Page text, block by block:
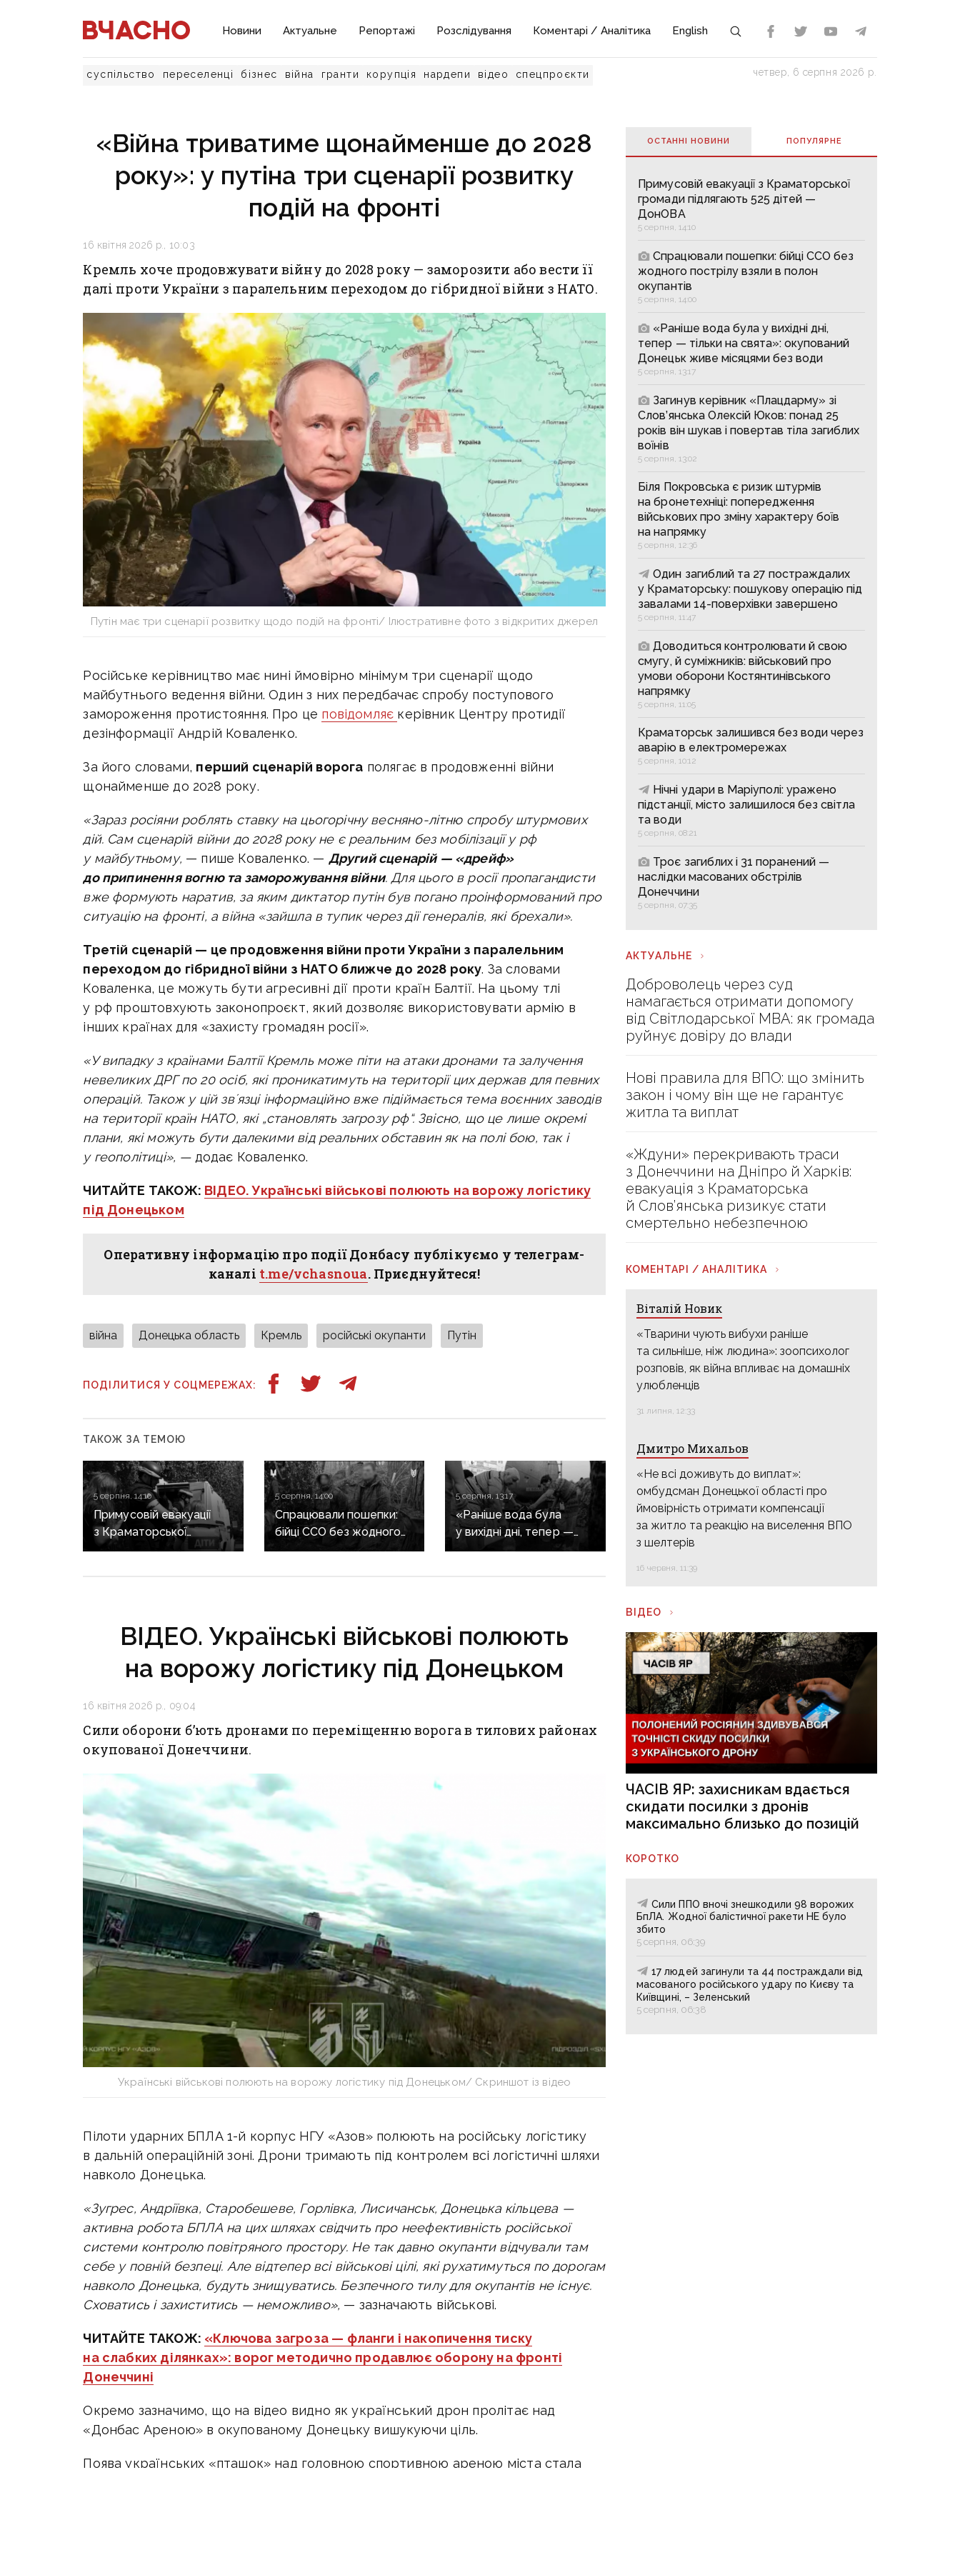
Новини Актуальне Репортажі Розслідування Коментарі / Аналітика English
суспільство переселенці бізнес війна гранти корупція нардепи відео спецпроєкти четвер, 6 серпня 2026 р.
«Війна триватиме щонайменше до 2028
року»: у путіна три сценарії розвитку
подій на фронті
16 квітня 2026 р., 10:03
Кремль хоче продовжувати війну до 2028 року — заморозити або вести її
далі проти України з паралельним переходом до гібридної війни з НАТО.
Путін має три сценарії розвитку щодо подій на фронті/ Ілюстративне фото з відкритих джерел
Російське керівництво має нині ймовірно мінімум три сценарії щодо
майбутнього ведення війни. Один з них передбачає спробу поступового
замороження протистояння. Про це повідомляє керівник Центру протидії
дезінформації Андрій Коваленко.
За його словами, перший сценарій ворога полягає в продовженні війни
щонайменше до 2028 року.
«Зараз росіяни роблять ставку на цьогорічну весняно-літню спробу штурмових
дій. Сам сценарій війни до 2028 року не є реальним без мобілізації у рф
у майбутньому, — пише Коваленко. — Другий сценарій — «дрейф»
до припинення вогню та заморожування війни. Для цього в росії пропагандисти
вже формують наратив, за яким диктатор путін був погано проінформований про
ситуацію на фронті, а війна «зайшла в тупик через дії генералів, які брехали».
Третій сценарій — це продовження війни проти України з паралельним
переходом до гібридної війни з НАТО ближче до 2028 року. За словами
Коваленка, це можуть бути агресивні дії проти країн Балтії. На цьому тлі
у рф проштовхують законопроєкт, який дозволяє використовувати армію в
інших країнах для «захисту громадян росії».
«У випадку з країнами Балтії Кремль може піти на атаки дронами та залучення
невеликих ДРГ по 20 осіб, які проникатимуть на території цих держав для певних
операцій. Також у цій звʼязці інформаційно вже підіймається тема воєнних заводів
на території країн НАТО, які „становлять загрозу рф“. Звісно, що це лише окремі
плани, які можуть бути далекими від реальних обставин як на полі бою, так і
у геополітиці», —додає Коваленко.
ЧИТАЙТЕ ТАКОЖ: ВІДЕО. Українські військові полюють на ворожу логістику
під Донецьком
Оперативну інформацію про події Донбасу публікуємо у телеграм-
каналі t.me/vchasnoua. Приєднуйтеся!
війна Донецька область Кремль російські окупанти Путін
ПОДІЛИТИСЯ У СОЦМЕРЕЖАХ:
ТАКОЖ ЗА ТЕМОЮ
5 серпня, 14:10
Примусовій евакуації
з Краматорської
громади підлягають 525
5 серпня, 14:00
Спрацювали пошепки:
бійці ССО без жодного
пострілу взяли в полон
5 серпня, 13:17
«Раніше вода була
у вихідні дні, тепер —
тільки на свята»:
ВІДЕО. Українські військові полюють
на ворожу логістику під Донецьком
16 квітня 2026 р., 09:04
Сили оборони б’ють дронами по переміщенню ворога в тилових районах
окупованої Донеччини.
Українські військові полюють на ворожу логістику під Донецьком/ Скриншот із відео
Пілоти ударних БПЛА 1-й корпус НГУ «Азов»полюють на російську логістику
в дальній операційній зоні. Дрони тримають під контролем всі логістичні шляхи
навколо Донецька.
«Зугрес, Андріївка, Старобешеве, Горлівка, Лисичанськ, Донецька кільцева —
активна робота БПЛА на цих шляхах свідчить про неефективність російської
системи контролю повітряного простору. Не так давно окупанти відчували там
себе у повній безпеці. Але відтепер всі військові цілі, які рухатимуться по дорогам
навколо Донецька, будуть знищуватись. Безпечного тилу для окупантів не існує.
Сховатись і захиститись — неможливо», — зазначають військові.
ЧИТАЙТЕ ТАКОЖ: «Ключова загроза — фланги і накопичення тиску
на слабких ділянках»: ворог методично продавлює оборону на фронті
Донеччині
Окремо зазначимо, що на відео видно як український дрон пролітає над
«Донбас Ареною» в окупованому Донецьку вишукуючи ціль.
Поява українських «пташок» над головною спортивною ареною міста стала
ОСТАННІ НОВИНИ ПОПУЛЯРНE
Примусовій евакуації з Краматорської
громади підлягають 525 дітей —
ДонОВА
5 серпня, 14:10
Спрацювали пошепки: бійці ССО без
жодного пострілу взяли в полон
окупантів
5 серпня, 14:00
«Раніше вода була у вихідні дні,
тепер — тільки на свята»: окупований
Донецьк живе місяцями без води
5 серпня, 13:17
Загинув керівник «Плацдарму» зі
Слов’янська Олексій Юков: понад 25
років він шукав і повертав тіла загиблих
воїнів
5 серпня, 13:02
Біля Покровська є ризик штурмів
на бронетехніці: попередження
військових про зміну характеру боїв
на напрямку
5 серпня, 12:36
Один загиблий та 27 постраждалих
у Краматорську: пошукову операцію під
завалами 14-поверхівки завершено
5 серпня, 11:47
Доводиться контролювати й свою
смугу, й суміжників: військовий про
умови оборони Костянтинівського
напрямку
5 серпня, 11:05
Краматорськ залишився без води через
аварію в електромережах
5 серпня, 10:12
Нічні удари в Маріуполі: уражено
підстанції, місто залишилося без світла
та води
5 серпня, 08:21
Троє загиблих і 31 поранений —
наслідки масованих обстрілів
Донеччини
5 серпня, 07:35
АКТУАЛЬНЕ
Доброволець через суд
намагається отримати допомогу
від Світлодарської МВА: як громада
руйнує довіру до влади
Нові правила для ВПО: що змінить
закон і чому він ще не гарантує
житла та виплат
«Ждуни» перекривають траси
з Донеччини на Дніпро й Харків:
евакуація з Краматорська
й Слов’янська ризикує стати
смертельно небезпечною
КОМЕНТАРІ / АНАЛІТИКА
Віталій Новик
«Тварини чують вибухи раніше
та сильніше, ніж людина»: зоопсихолог
розповів, як війна впливає на домашніх
улюбленців
31 липня, 12:33
Дмитро Михальов
«Не всі доживуть до виплат»:
омбудсман Донецької області про
ймовірність отримати компенсації
за житло та реакцію на виселення ВПО
з шелтерів
16 червня, 11:39
ВІДЕО
ЧАСІВ ЯР: захисникам вдається
скидати посилки з дронів
максимально близько до позицій
КОРОТКО
Сили ППО вночі знешкодили 98 ворожих
БпЛА. Жодної балістичної ракети НЕ було
збито
5 серпня, 06:39
17 людей загинули та 44 постраждали від
масованого російського удару по Києву та
Київщині, – Зеленський
5 серпня, 06:38